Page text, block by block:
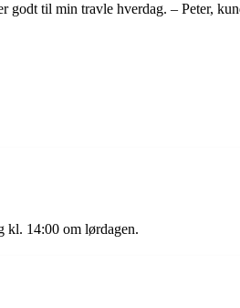
godt til min travle hverdag. – Peter,
kl. 14:00 om lørdagen.